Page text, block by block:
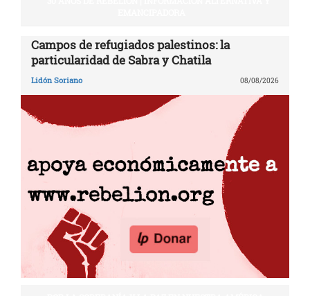
Campos de refugiados palestinos: la
particularidad de Sabra y Chatila
Lidón Soriano 08/08/2026